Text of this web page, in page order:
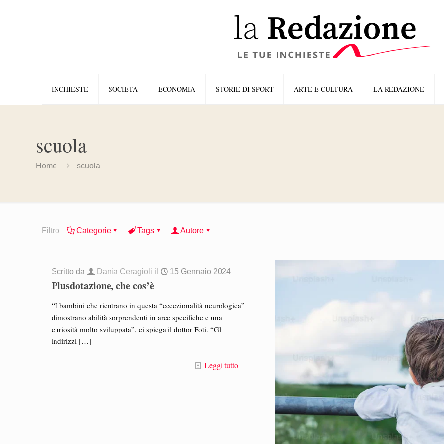
INCHIESTE SOCIETÀ ECONOMIA STORIE DI SPORT ARTE E CULTURA LA REDAZIONE
scuola
Home scuola
Filtro Categorie Tags Autore
Scritto da Dania Ceragioli il 15 Gennaio 2024
Plusdotazione, che cos’è
“I bambini che rientrano in questa “eccezionalità neurologica”
dimostrano abilità sorprendenti in aree specifiche e una
curiosità molto sviluppata”, ci spiega il dottor Foti. “Gli
indirizzi […]
Leggi tutto